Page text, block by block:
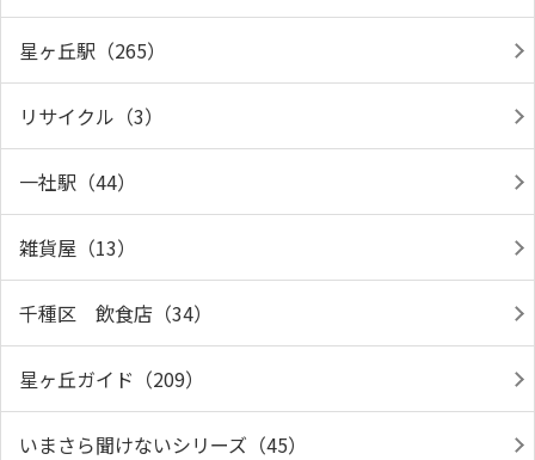
星ヶ丘駅（265）
リサイクル（3）
一社駅（44）
雑貨屋（13）
千種区 飲食店（34）
星ヶ丘ガイド（209）
いまさら聞けないシリーズ（45）